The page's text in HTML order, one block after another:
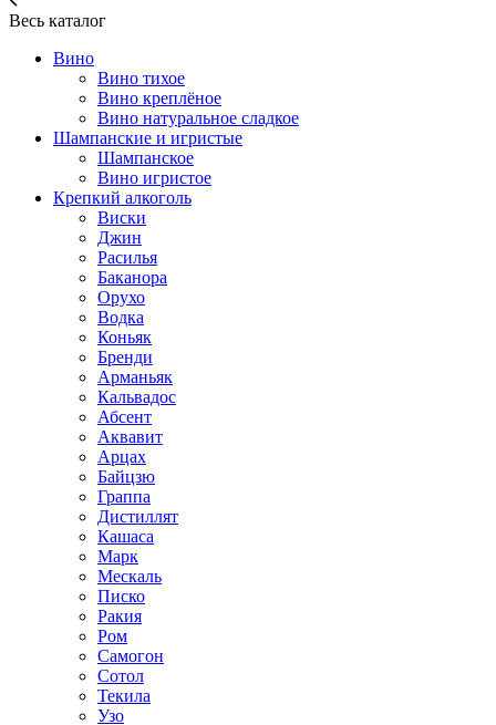
Весь каталог
Вино
Вино тихое
Вино креплёное
Вино натуральное сладкое
Шампанские и игристые
Шампанское
Вино игристое
Крепкий алкоголь
Виски
Джин
Расилья
Баканора
Орухо
Водка
Коньяк
Бренди
Арманьяк
Кальвадос
Абсент
Аквавит
Арцах
Байцзю
Граппа
Дистиллят
Кашаса
Марк
Мескаль
Писко
Ракия
Ром
Самогон
Сотол
Текила
Узо